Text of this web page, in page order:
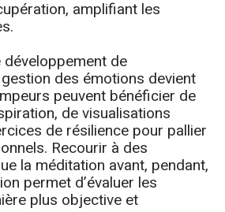
amplifiant les
développement de
des émotions devient
peuvent bénéficier de
de visualisations
de résilience pour pallier
Recourir à des
la méditation avant, pendant,
permet d’évaluer les
plus objective et